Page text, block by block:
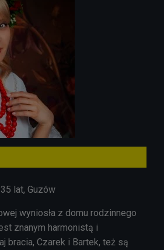
lat, Guzów
wyniosła z domu rodzinnego
znanym harmonistą i
bracia, Czarek i Bartek, też są